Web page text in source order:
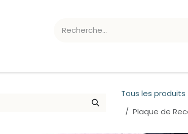
Tous les produits
Plaque de